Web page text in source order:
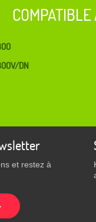
DN
et restez à